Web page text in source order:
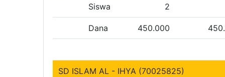
Siswa 2
Dana 450.000
SD ISLAM AL - IHYA (70025825)